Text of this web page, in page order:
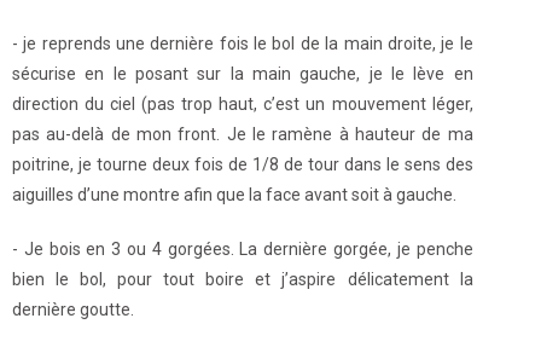
- je reprends une dernière fois le bol de la main droite, je le
sécurise en le posant sur la main gauche, je le lève en
direction du ciel (pas trop haut, c’est un mouvement léger,
pas au-delà de mon front. Je le ramène à hauteur de ma
poitrine, je tourne deux fois de 1/8 de tour dans le sens des
aiguilles d’une montre afin que la face avant soit à gauche.
- Je bois en 3 ou 4 gorgées. La dernière gorgée, je penche
bien le bol, pour tout boire et j’aspire délicatement la
dernière goutte.